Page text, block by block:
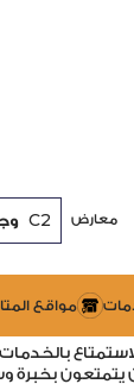
معارض C2
مواقع
التجميل
يتمتعون